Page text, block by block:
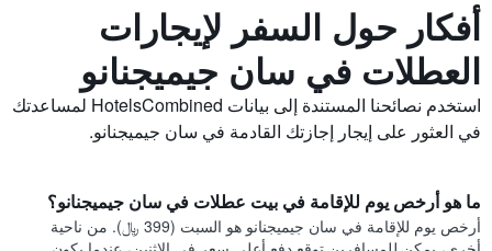
أفكار حول السفر لإيجارات
العطلات في سان جيميجنانو
استخدم نصائحنا المستندة إلى بيانات HotelsCombined لمساعدتك
في العثور على إيجار إجازتك القادمة في سان جيميجنانو.
ما هو أرخص يوم للإقامة في بيت عطلات في سان جيميجنانو؟
أرخص يوم للإقامة في سان جيميجنانو هو السبت (399 ﷼). من ناحية